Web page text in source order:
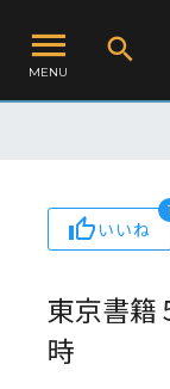
MENU
いいね
1
東京書籍
時